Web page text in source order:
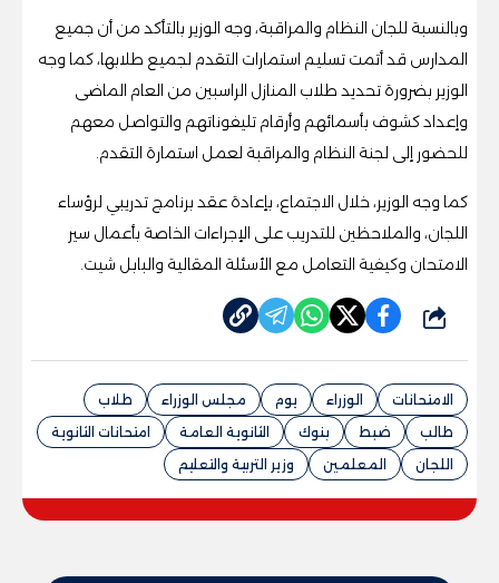
وبالنسبة للجان النظام والمراقبة، وجه الوزير بالتأكد من أن جميع
المدارس قد أتمت تسليم استمارات التقدم لجميع طلابها، كما وجه
الوزير بضرورة تحديد طلاب المنازل الراسبين من العام الماضى
وإعداد كشوف بأسمائهم وأرقام تليفوناتهم والتواصل معهم
للحضور إلى لجنة النظام والمراقبة لعمل استمارة التقدم.
كما وجه الوزير، خلال الاجتماع، بإعادة عقد برنامج تدريبي لرؤساء
اللجان، والملاحظين للتدريب على الإجراءات الخاصة بأعمال سير
الامتحان وكيفية التعامل مع الأسئلة المقالية والبابل شيت.
شارك
الامتحانات الوزراء يوم مجلس الوزراء
طلاب
طالب
ضبط بنوك الثانوية العامة
امتحانات الثانوية
اللجان
المعلمين وزير التربية والتعليم